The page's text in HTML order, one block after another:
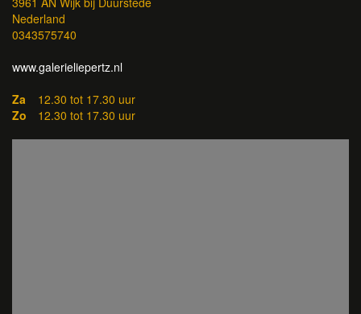
Nederland
0343575740
www.galerieliepertz.nl
Za
12.30 tot 17.30 uur
Zo
12.30 tot 17.30 uur